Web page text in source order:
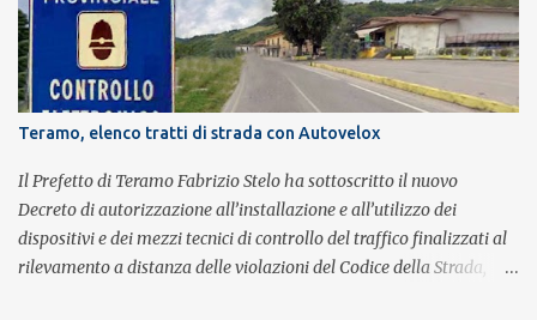
Sant'Alfonso, il santo patrono della città. La formazione sul palco è
composta da Simone Fortuna alla batteria e voce, Fabrizio
Palermo al basso e voce, Tiziano Giampieri alla chitarra e voce, e
Salvo Vinci alla voce. Salvo Vinci è la voce scelta direttamente da
Brian May e Roger Taylor per il musical We Will Rock You.
Teramo, elenco tratti di strada con Autovelox
Il Prefetto di Teramo Fabrizio Stelo ha sottoscritto il nuovo
Decreto di autorizzazione all’installazione e all’utilizzo dei
dispositivi e dei mezzi tecnici di controllo del traffico finalizzati al
rilevamento a distanza delle violazioni del Codice della Strada,